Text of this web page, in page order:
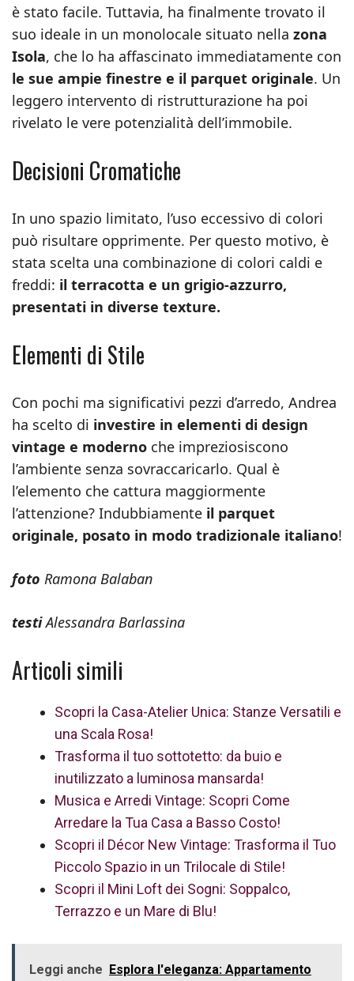
è stato facile. Tuttavia, ha finalmente trovato il
suo ideale in un monolocale situato nella zona
Isola, che lo ha affascinato immediatamente con
le sue ampie finestre e il parquet originale. Un
leggero intervento di ristrutturazione ha poi
rivelato le vere potenzialità dell’immobile.
Decisioni Cromatiche
In uno spazio limitato, l’uso eccessivo di colori
può risultare opprimente. Per questo motivo, è
stata scelta una combinazione di colori caldi e
freddi: il terracotta e un grigio-azzurro,
presentati in diverse texture.
Elementi di Stile
Con pochi ma significativi pezzi d’arredo, Andrea
ha scelto di investire in elementi di design
vintage e moderno che impreziosiscono
l’ambiente senza sovraccaricarlo. Qual è
l’elemento che cattura maggiormente
l’attenzione? Indubbiamente il parquet
originale, posato in modo tradizionale italiano!
foto Ramona Balaban
testiAlessandra Barlassina
Articoli simili
Scopri la Casa-Atelier Unica: Stanze Versatili e
una Scala Rosa!
Trasforma il tuo sottotetto: da buio e
inutilizzato a luminosa mansarda!
Musica e Arredi Vintage: Scopri Come
Arredare la Tua Casa a Basso Costo!
Scopri il Décor New Vintage: Trasforma il Tuo
Piccolo Spazio in un Trilocale di Stile!
Scopri il Mini Loft dei Sogni: Soppalco,
Terrazzo e un Mare di Blu!
Leggi anche Esplora l'eleganza: Appartamento